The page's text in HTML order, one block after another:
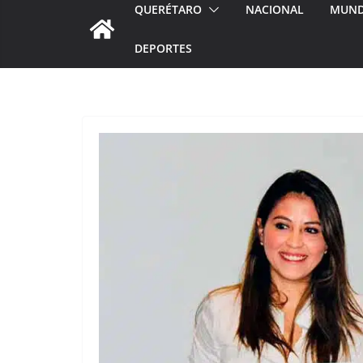
QUERÉTARO NACIONAL
DEPORTES